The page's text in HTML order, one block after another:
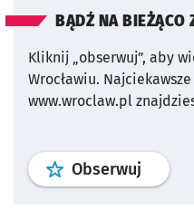
BĄDŹ NA BIEŻĄCO
Kliknij „obserwuj”, aby
Wrocławiu.
www.wroclaw.pl
Obserwuj profil